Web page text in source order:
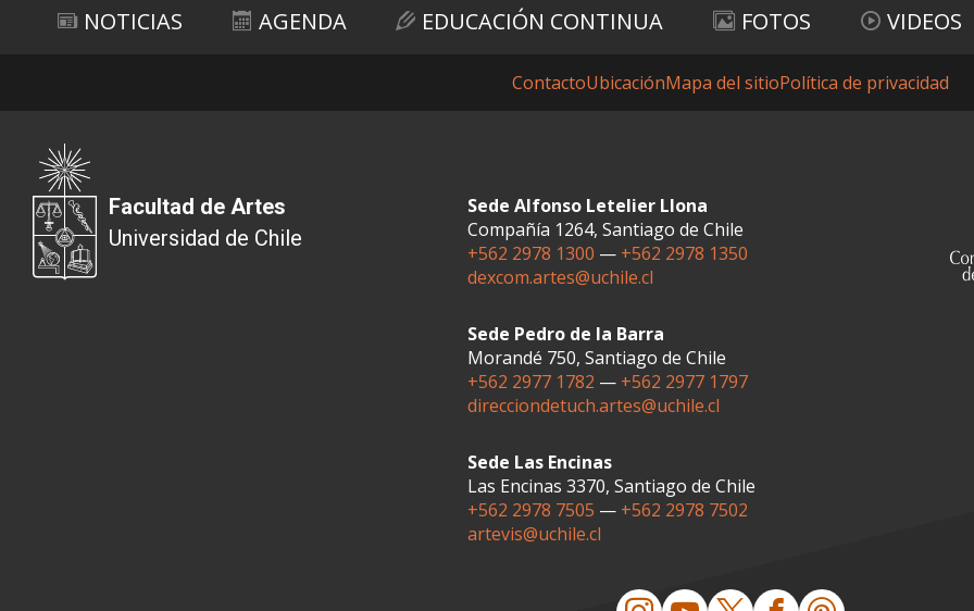
NOTICIAS AGENDA EDUCACIÓN CONTINUA FOTOS VIDEOS
ContactoUbicaciónMapa del sitioPolítica de privacidad
Facultad de Artes
Universidad de Chile
Sede Alfonso Letelier Llona
Compañía 1264, Santiago de Chile
+562 2978 1300 — +562 2978 1350
dexcom.artes@uchile.cl
Sede Pedro de la Barra
Morandé 750, Santiago de Chile
+562 2977 1782 — +562 2977 1797
direcciondetuch.artes@uchile.cl
Sede Las Encinas
Las Encinas 3370, Santiago de Chile
+562 2978 7505 — +562 2978 7502
artevis@uchile.cl